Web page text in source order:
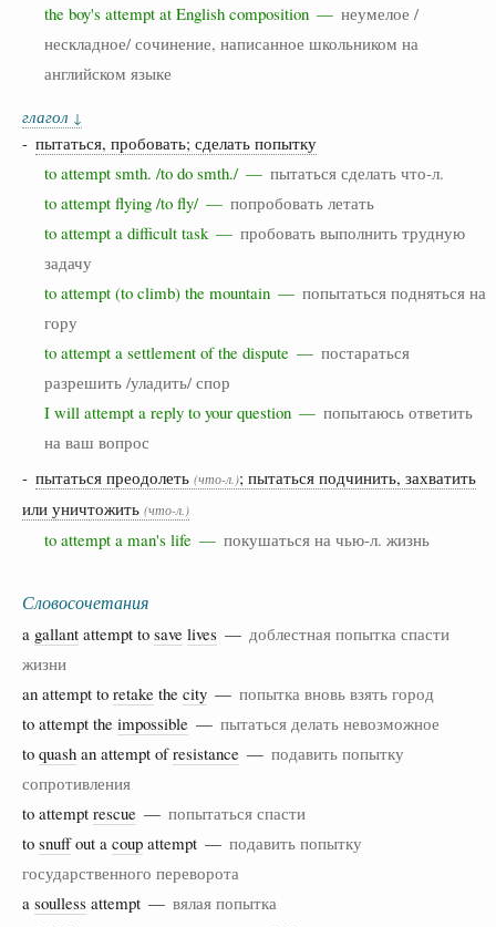
the boy's attempt at English composition — неумелое /
нескладное/ сочинение, написанное школьником на
английском языке
глагол ↓
- пытаться, пробовать; сделать попытку
to attempt smth. /to do smth./ — пытаться сделать что-л.
to attempt flying /to fly/ — попробовать летать
to attempt a difficult task — пробовать выполнить трудную
задачу
to attempt (to climb) the mountain — попытаться подняться на
гору
to attempt a settlement of the dispute — постараться
разрешить /уладить/ спор
I will attempt a reply to your question — попытаюсь ответить
на ваш вопрос
- пытаться преодолеть (что-л.); пытаться подчинить, захватить
или уничтожить (что-л.)
to attempt a man's life — покушаться на чью-л. жизнь
Словосочетания
a gallant attempt to save lives — доблестная попытка спасти
жизни
an attempt to retake the city — попытка вновь взять город
to attempt the impossible — пытаться делать невозможное
to quash an attempt ofresistance — подавить попытку
сопротивления
to attempt rescue — попытаться спасти
to snuffout a coup attempt — подавить попытку
государственного переворота
a soulless attempt — вялая попытка